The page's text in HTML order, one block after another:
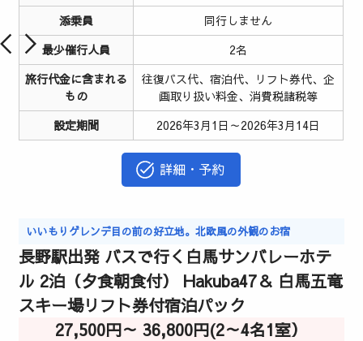
添乗員
同行しません
最少催行人員
2名
旅行代金に含まれる
もの
往復バス代、宿泊代、リフト券代、企
画取り扱い料金、消費税諸税等
設定期間
2026年3月1日～2026年3月14日
詳細・予約
いいもりゲレンデ目の前の好立地。北欧風の外観のお宿
長野駅出発 バスで行く白馬サンバレーホテ
ル 2泊（夕食朝食付） Hakuba47＆ 白馬五竜
スキー場リフト券付宿泊パック
27,500円～ 36,800円(2～4名1室）